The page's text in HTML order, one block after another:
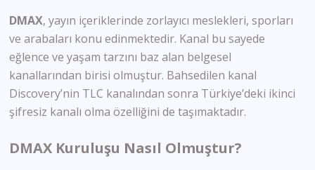
DMAX, yayın içeriklerinde zorlayıcı meslekleri, sporları
ve arabaları konu edinmektedir. Kanal bu sayede
eğlence ve yaşam tarzını baz alan belgesel
kanallarından birisi olmuştur. Bahsedilen kanal
Discovery’nin TLC kanalından sonra Türkiye’deki ikinci
şifresiz kanalı olma özelliğini de taşımaktadır.
DMAX Kuruluşu Nasıl Olmuştur?